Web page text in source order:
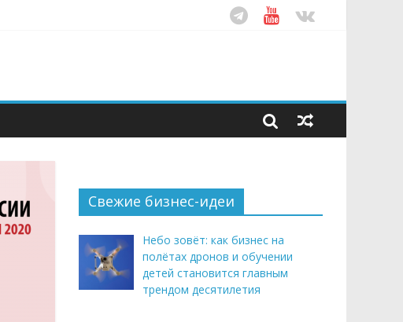
Свежие бизнес-идеи
Небо зовёт: как бизнес на
полётах дронов и обучении
детей становится главным
трендом десятилетия